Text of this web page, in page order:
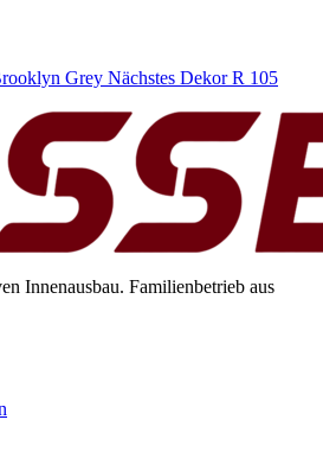
Grey Nächstes Dekor R 105
Innenausbau. Familienbetrieb aus